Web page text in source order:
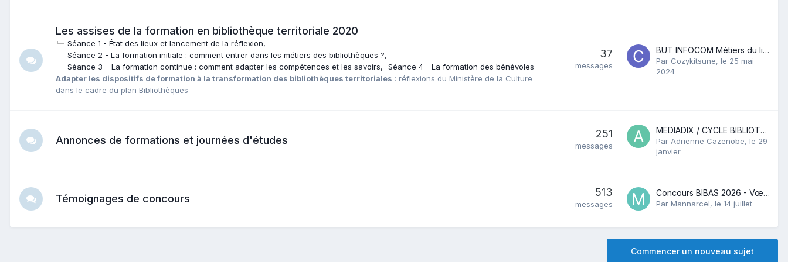
Les assises de la formation en bibliothèque territoriale 2020
Séance 1 - État des lieux et lancement de la réflexion
Séance 2 - La formation initiale : comment entrer dans les métiers des bibliothèques ?
Séance 3 – La formation continue : comment adapter les compétences et les savoirs
Séance 4 - La formation des bénévoles
Adapter les dispositifs de formation à la transformation des bibliothèques territoriales : réflexions du Ministère de la Culture
dans le cadre du plan Bibliothèques
37
messages
BUT INFOCOM Métiers du livre / DU
Par Cozykitsune, le 25 mai
2024
Annonces de formations et journées d'études
251
messages
MEDIADIX / CYCLE BIBLIOTHEQUES NUMERIQUES
Par Adrienne Cazenobe, le 29
janvier
Témoignages de concours
513
messages
Concours BIBAS 2026 - Vœux et affectations
Par Mannarcel, le 14 juillet
Commencer un nouveau sujet